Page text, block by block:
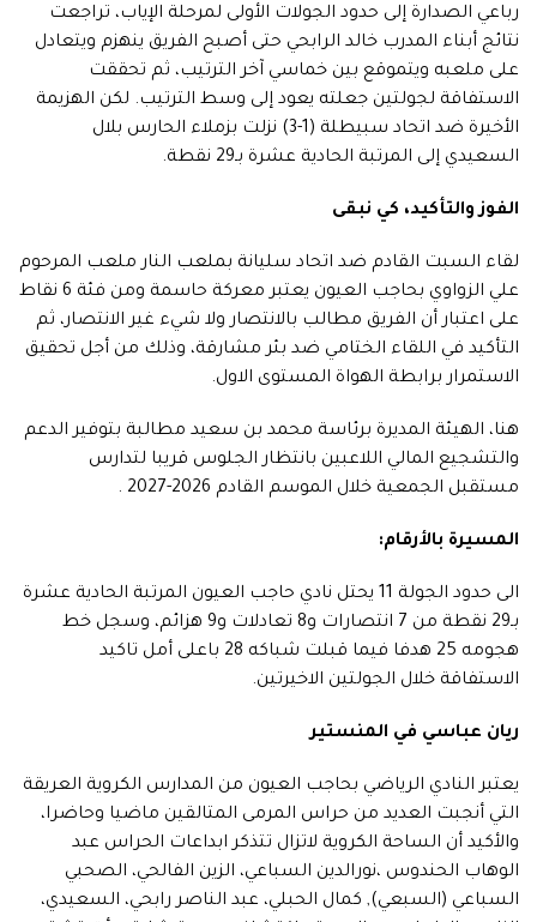
رباعي الصدارة إلى حدود الجولات الأولى لمرحلة الإياب، تراجعت
نتائج أبناء المدرب خالد الرابحي حتى أصبح الفريق ينهزم ويتعادل
على ملعبه ويتموقع بين خماسي آخر الترتيب، ثم تحققت
الاستفاقة لجولتين جعلته يعود إلى وسط الترتيب. لكن الهزيمة
الأخيرة ضد اتحاد سبيطلة (1-3) نزلت بزملاء الحارس بلال
السعيدي إلى المرتبة الحادية عشرة بـ29 نقطة.
الفوز والتأكيد، كي نبقى
لقاء السبت القادم ضد اتحاد سليانة بملعب النار ملعب المرحوم
علي الزواوي بحاجب العيون يعتبر معركة حاسمة ومن فئة 6 نقاط
على اعتبار أن الفريق مطالب بالانتصار ولا شيء غير الانتصار، ثم
التأكيد في اللقاء الختامي ضد بئر مشارقة، وذلك من أجل تحقيق
الاستمرار برابطة الهواة المستوى الاول.
هنا، الهيئة المديرة برئاسة محمد بن سعيد مطالبة بتوفير الدعم
والتشجيع المالي اللاعبين بانتظار الجلوس قريبا لتدارس
مستقبل الجمعية خلال الموسم القادم 2026-2027 .
المسيرة بالأرقام:
الى حدود الجولة 11 يحتل نادي حاجب العيون المرتبة الحادية عشرة
بـ29 نقطة من 7 انتصارات و8 تعادلات و9 هزائم، وسجل خط
هجومه 25 هدفا فيما قبلت شباكه 28 باعلى أمل تاكيد
الاستفاقة خلال الجولتين الاخيرتين.
ريان عباسي في المنستير
يعتبر النادي الرياضي بحاجب العيون من المدارس الكروية العريقة
التي أنجبت العديد من حراس المرمى المتالقين ماضيا وحاضرا،
والأكيد أن الساحة الكروية لاتزال تتذكر ابداعات الحراس عبد
الوهاب الحندوس ،نورالدين السباعي، الزين الفالحي، الصحبي
السباعي (السبعي), كمال الحبلي، عبد الناصر رابحي، السعيدي،